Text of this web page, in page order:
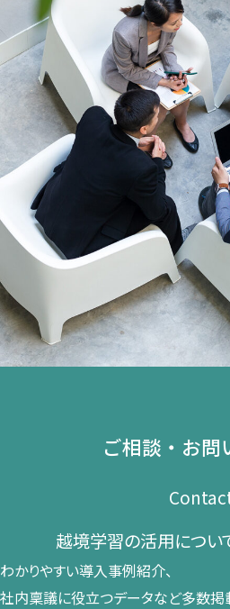
ご相談・お問
越境学習の​活用に​つい
わかりやすい導入事例紹介、​
社内稟議に​役立つデータなど​多数掲